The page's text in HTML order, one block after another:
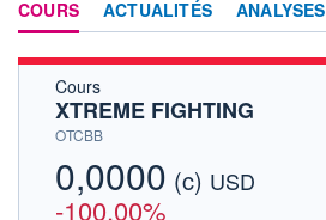
COURS ACTUALITÉS ANALYSES
Cours
XTREME FIGHTING
OTCBB
0,0000 (c) USD
-100,00%